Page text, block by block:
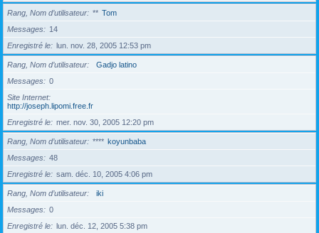
Rang, Nom d’utilisateur ** Tom
Messages
14
Enregistré le
lun. nov. 28, 2005 12:53 pm
Rang, Nom d’utilisateur
Gadjo latino
Messages
0
Site Internet
http://joseph.lipomi.free.fr
Enregistré le
mer. nov. 30, 2005 12:20 pm
Rang, Nom d’utilisateur **** koyunbaba
Messages
48
Enregistré le
sam. déc. 10, 2005 4:06 pm
Rang, Nom d’utilisateur
iki
Messages
0
Enregistré le
lun. déc. 12, 2005 5:38 pm